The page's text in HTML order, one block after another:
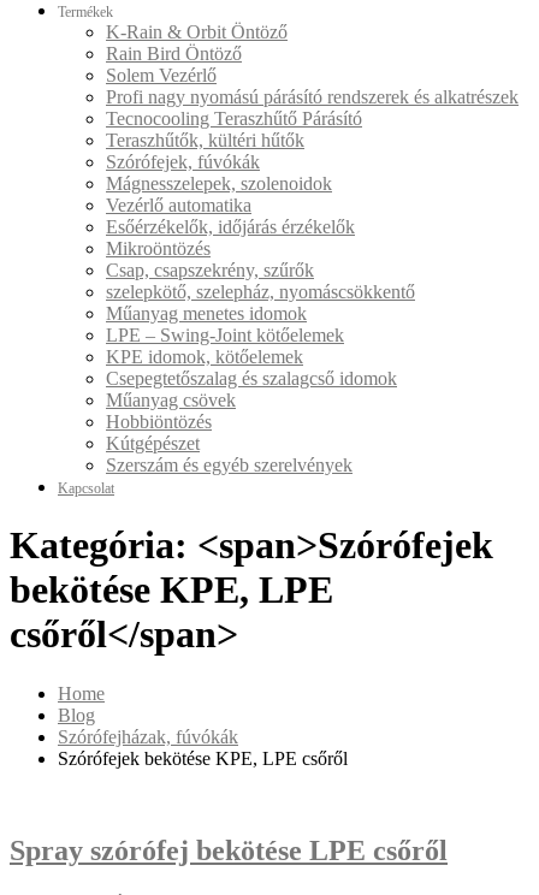
Termékek
K-Rain & Orbit Öntöző
Rain Bird Öntöző
Solem Vezérlő
Profi nagy nyomású párásító rendszerek és alkatrészek
Tecnocooling Teraszhűtő Párásító
Teraszhűtők, kültéri hűtők
Szórófejek, fúvókák
Mágnesszelepek, szolenoidok
Vezérlő automatika
Esőérzékelők, időjárás érzékelők
Mikroöntözés
Csap, csapszekrény, szűrők
szelepkötő, szelepház, nyomáscsökkentő
Műanyag menetes idomok
LPE – Swing-Joint kötőelemek
KPE idomok, kötőelemek
Csepegtetőszalag és szalagcső idomok
Műanyag csövek
Hobbiöntözés
Kútgépészet
Szerszám és egyéb szerelvények
Kapcsolat
Kategória: <span>Szórófejek
bekötése KPE, LPE
csőről</span>
Home
Blog
Szórófejházak, fúvókák
Szórófejek bekötése KPE, LPE csőről
Spray szórófej bekötése LPE csőről